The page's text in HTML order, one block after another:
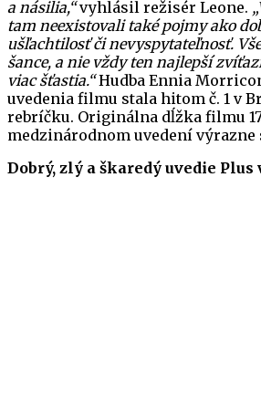
a násilia,“vyhlásil režisér Leone.
tam neexistovali také pojmy ako
ušľachtilosť či nevyspytateľnosť.
šance, a nie vždy ten najlepší
viac šťastia.“Hudba Ennia
uvedenia filmu stala hitom č. 1 v
rebríčku. Originálna dĺžka filmu
medzinárodnom uvedení výrazne
Dobrý, zlý a škaredý uvedie Plus